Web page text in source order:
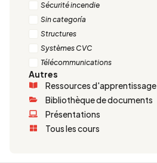
Sécurité incendie
Sin categoría
Structures
Systèmes CVC
Télécommunications
Autres
Ressources d'apprentissage
Bibliothèque de documents
Présentations
Tous les cours